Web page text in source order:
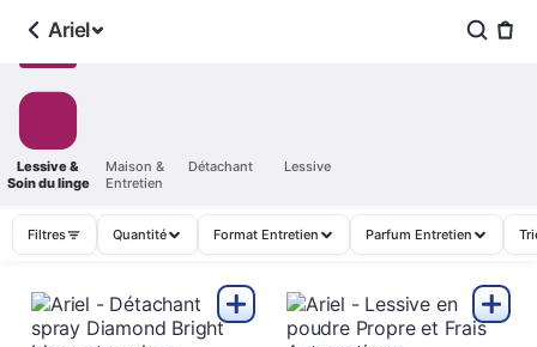
Ariel
Lessive &
Soin du linge
Maison &
Entretien
Détachant Lessive
Filtres Quantité Format Entretien Parfum Entretien